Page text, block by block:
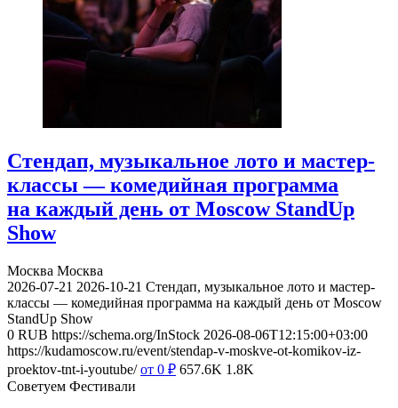
Стендап, музыкальное лото и мастер-
классы — комедийная программа
на каждый день от Moscow StandUp
Show
Москва Москва
2026-07-21 2026-10-21 Стендап, музыкальное лото и мастер-
классы — комедийная программа на каждый день от Moscow
StandUp Show
0 RUB https://schema.org/InStock 2026-08-06T12:15:00+03:00
https://kudamoscow.ru/event/stendap-v-moskve-ot-komikov-iz-
proektov-tnt-i-youtube/ от 0 ₽ 657.6K 1.8K
Советуем Фестивали